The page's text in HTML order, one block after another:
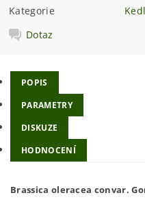
Kategorie
Dotaz
POPIS
PARAMETRY
DISKUZE
HODNOCENÍ
Brassica oleracea convar.